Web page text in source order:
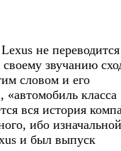
не
звучанию
словом и его
класса
вся история
ибо изначальной
и был выпуск